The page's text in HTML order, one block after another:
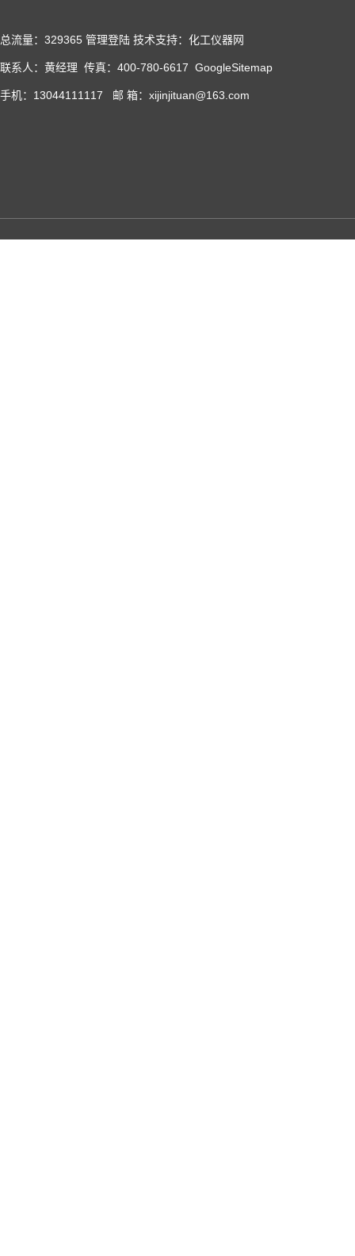
总流量：329365 管理登陆 技术支持：化工仪器网
联系人：黄经理 传真：400-780-6617 GoogleSitemap
手机：13044111117 邮 箱：xijinjituan@163.com